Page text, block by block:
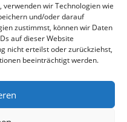
wir Technologien wie
und/oder darauf
zustimmst, können wir Daten
auf dieser Website
nicht erteilst oder zurückziehst,
beeinträchtigt werden.